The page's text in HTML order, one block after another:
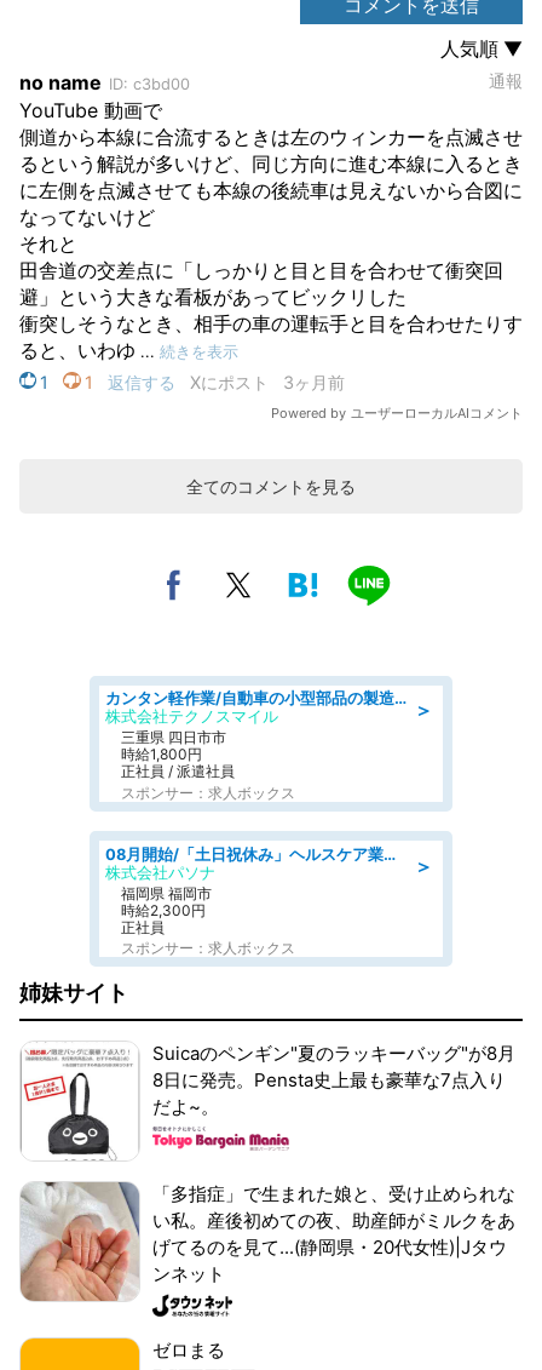
全てのコメントを見る
＞
カンタン軽作業/自動車の小型部品の製造オペレーター denso aichi
株式会社テクノスマイル
三重県 四日市市
時給1,800円
正社員 / 派遣社員
スポンサー：求人ボックス
＞
08月開始/「土日祝休み」ヘルスケア業界の産業保健師/高時給/未経験OK/要資格:保健師、正看護師
株式会社パソナ
福岡県 福岡市
時給2,300円
正社員
スポンサー：求人ボックス
姉妹サイト
Suicaのペンギン"夏のラッキーバッグ"が8月
8日に発売。Pensta史上最も豪華な7点入り
だよ~。
「多指症」で生まれた娘と、受け止められな
い私。産後初めての夜、助産師がミルクをあ
げてるのを見て...(静岡県・20代女性)|Jタウ
ンネット
ゼロまる